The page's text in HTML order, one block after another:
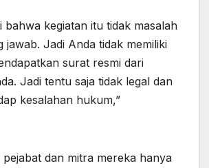
bahwa kegiatan itu tidak masalah
jawab. Jadi Anda tidak memiliki
surat resmi dari
Jadi tentu saja tidak legal dan
kesalahan hukum,”
dan mitra mereka hanya